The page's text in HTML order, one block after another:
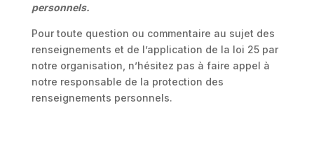
personnels.
Pour toute question ou commentaire au sujet des
renseignements et de l’application de la loi 25 par
notre organisation, n’hésitez pas à faire appel à
notre responsable de la protection des
renseignements personnels.